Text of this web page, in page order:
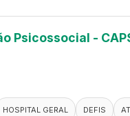
Psicossocial -
HOSPITAL GERAL DEFIS